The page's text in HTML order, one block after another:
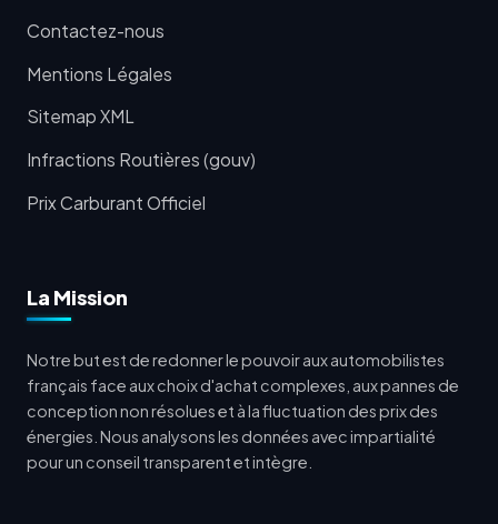
Contactez-nous
Mentions Légales
Sitemap XML
Infractions Routières (gouv)
Prix Carburant Officiel
La Mission
Notre but est de redonner le pouvoir aux automobilistes
français face aux choix d'achat complexes, aux pannes de
conception non résolues et à la fluctuation des prix des
énergies. Nous analysons les données avec impartialité
pour un conseil transparent et intègre.